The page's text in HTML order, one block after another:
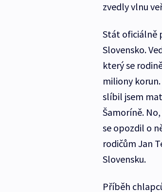
zvedly vlnu
Stát oficiálně
Slovensko.
který se
miliony
slíbil jsem
Šamoríně.
se opozdil o
rodičům Jan
Slovensku.
Příběh